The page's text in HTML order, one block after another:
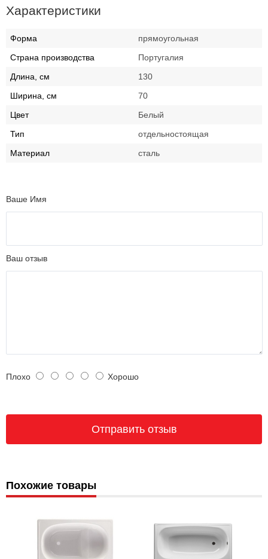
Характеристики
Форма
прямоугольная
Страна производства
Португалия
Длина, см
130
Ширина, см
70
Цвет
Белый
Тип
отдельностоящая
Материал
сталь
Ваше Имя
Ваш отзыв
Плохо Хорошо
Похожие товары